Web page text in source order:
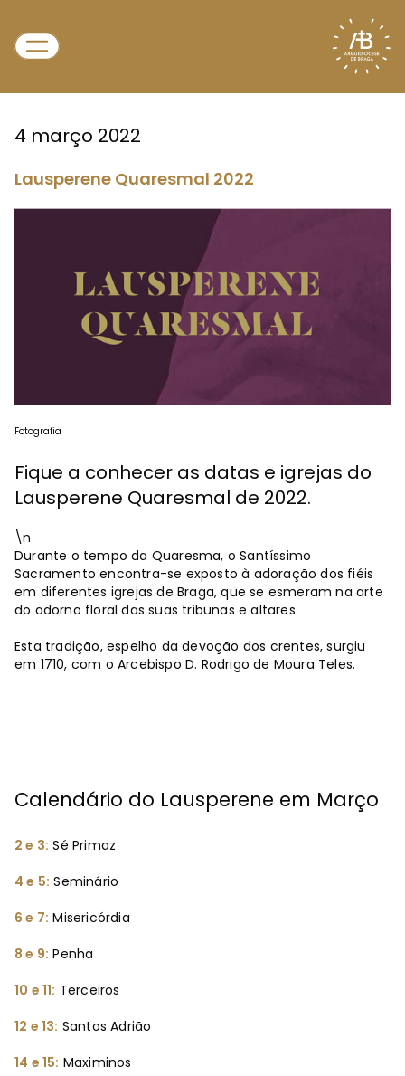
4 março 2022
Lausperene Quaresmal 2022
Fotografia
Fique a conhecer as datas e igrejas do
Lausperene Quaresmal de 2022.
\n
Durante o tempo da Quaresma, o Santíssimo
Sacramento encontra-se exposto à adoração dos fiéis
em diferentes igrejas de Braga, que se esmeram na arte
do adorno floral das suas tribunas e altares.
Esta tradição, espelho da devoção dos crentes, surgiu
em 1710, com o Arcebispo D. Rodrigo de Moura Teles.
Calendário do Lausperene em Março
2 e 3: Sé Primaz
4 e 5: Seminário
6 e 7: Misericórdia
8 e 9: Penha
10 e 11: Terceiros
12 e 13: Santos Adrião
14 e 15: Maximinos